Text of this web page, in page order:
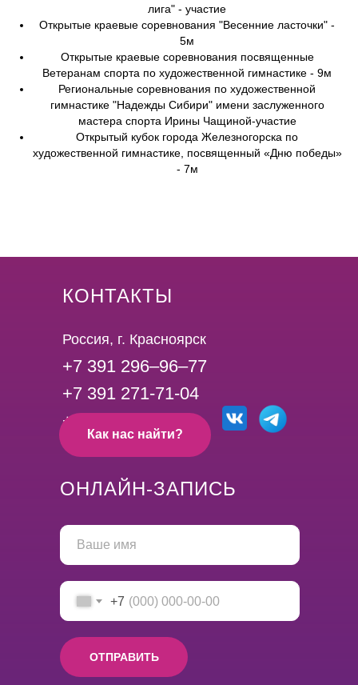
лига" - участие
Открытые краевые соревнования "Весенние ласточки" -
5м
Открытые краевые соревнования посвященные
Ветеранам спорта по художественной гимнастике - 9м
Региональные соревнования по художественной
гимнастике "Надежды Сибири" имени заслуженного
мастера спорта Ирины Чащиной-участие
Открытый кубок города Железногорска по
художественной гимнастике, посвященный «Дню победы»
- 7м
+7
ОТПРАВИТЬ
Россия, г. Красноярск
КОНТАКТЫ
+7 391 296‒96‒77
+7 391 271-71-04
+7 391 219-88-88
Как нас найти?
ОНЛАЙН-ЗАПИСЬ